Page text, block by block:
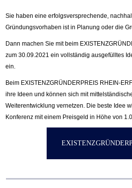
Sie haben eine erfolgsversprechende,
Gründungsvorhaben ist in Planung oder die
Dann machen Sie mit beim
zum 30.09.2021 ein vollständig ausgefülltes
ein.
Beim EXISTENZGRÜNDERPREIS RHEIN-
ihre Ideen und können sich mit
Weiterentwicklung vernetzen. Die beste Idee
Konferenz mit einem Preisgeld in Höhe von